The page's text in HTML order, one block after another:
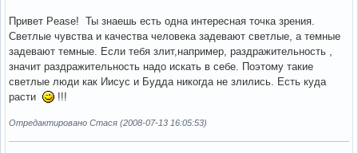
Привет Pease! Ты знаешь есть одна интересная точка зрения.
Светлые чувства и качества человека задевают светлые, а темные
задевают темные. Если тебя злит,например, раздражительность ,
значит раздражительность надо искать в себе. Поэтому такие
светлые люди как Иисус и Будда никогда не злились. Есть куда
расти
!!!
Отредактировано Стася (2008-07-13 16:05:53)